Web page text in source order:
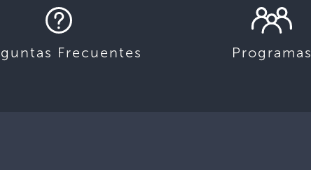
Frecuentes Programas